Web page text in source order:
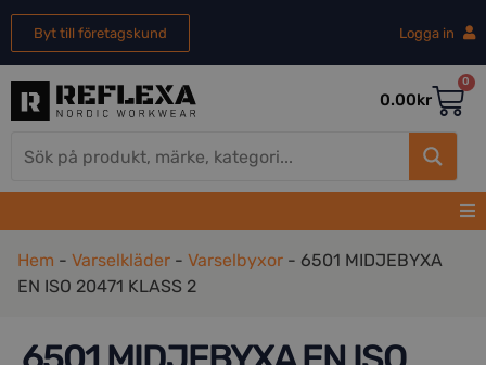
Byt till företagskund Logga in
0.00kr
0
Hem - Varselkläder - Varselbyxor - 6501 MIDJEBYXA
EN ISO 20471 KLASS 2